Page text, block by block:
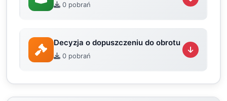
0 pobrań
Decyzja o dopuszczeniu do obrotu
0 pobrań